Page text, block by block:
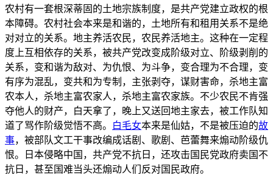
农村有一套根深蒂固的土地宗族制度，是共产党建立政权的根
本障碍。农村社会本来是和谐的，土地所有和租用关系不是绝
对对立的关系。地主养活农民，农民养活地主。这种在一定程
度上互相依存的关系，被共产党改变成阶级对立、阶级剥削的
关系，变和谐为敌对、为仇恨、为斗争，变合理为不合理，变
有序为混乱，变共和为专制，主张剥夺，谋财害命，杀地主富
农本人，杀地主富农家人，杀地主富农家族。不少农民不肯强
夺他人的财产，白天拿了，晚上又送回地主家去，被工作队知
道了骂作阶级觉悟不高。
白毛女本来是仙姑，不是被压迫的故
事，被部队文工干事改编成话剧、歌剧、芭蕾舞来煽动阶级仇
恨。日本侵略中国，共产党不抗日，还攻击国民党政府卖国不
抗日，甚至国难当头还煽动人们反对国民政府。